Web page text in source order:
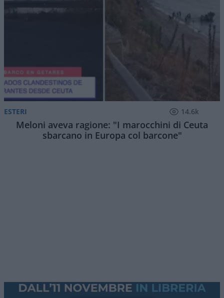
ESTERI 14.6k
Meloni aveva ragione: "I marocchini di Ceuta
sbarcano in Europa col barcone"